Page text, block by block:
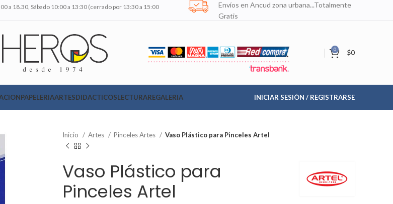
a 18.30, Sábado 10:00 a 13:30 (cerrado por 13:30 a 15:00
Envíos en Ancud zona urbana...Totalmente
Gratis
0 $0
PAPELERIAARTESDIDACTICOSLECTURAREGALERIA INICIAR SESIÓN / REGISTRARSE
Inicio Artes Pinceles Artes Vaso Plástico para Pinceles Artel
Vaso Plástico para
Pinceles Artel